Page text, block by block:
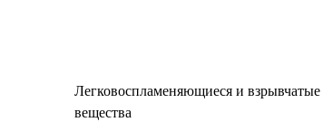
Легковоспламеняющиеся и взрывчатые
вещества